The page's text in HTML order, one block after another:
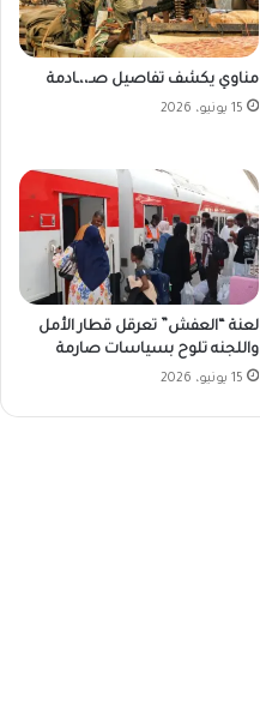
مناوي يكشف تفاصيل صـ،،ـادمة
15 يونيو، 2026
لعنة “العفش” تعرقل قطار الأمل
واللجنه تلوح بسياسات صارمة
15 يونيو، 2026